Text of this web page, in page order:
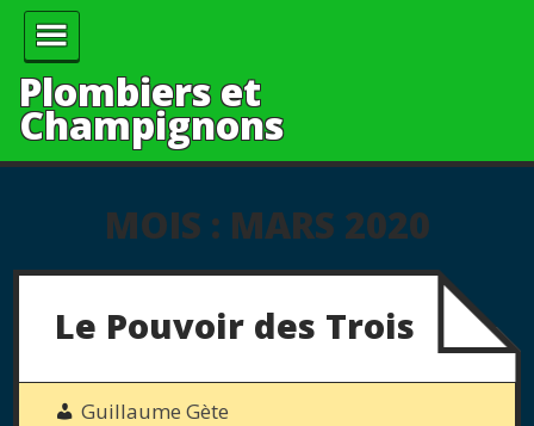
Plombiers et
Champignons
MOIS : MARS 2020
Le Pouvoir des Trois
Guillaume Gète